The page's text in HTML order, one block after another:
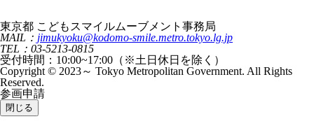
東京都 こどもスマイルムーブメント事務局
MAIL： jimukyoku@kodomo-smile.metro.tokyo.lg.jp
TEL：03-5213-0815
受付時間：10:00~17:00（※土日休日を除く）
Copyright © 2023～ Tokyo Metropolitan Government. All Rights
Reserved.
参画申請
閉じる